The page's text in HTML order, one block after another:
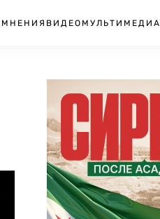
МНЕНИЯ ВИДЕО МУЛЬТИМЕДИА